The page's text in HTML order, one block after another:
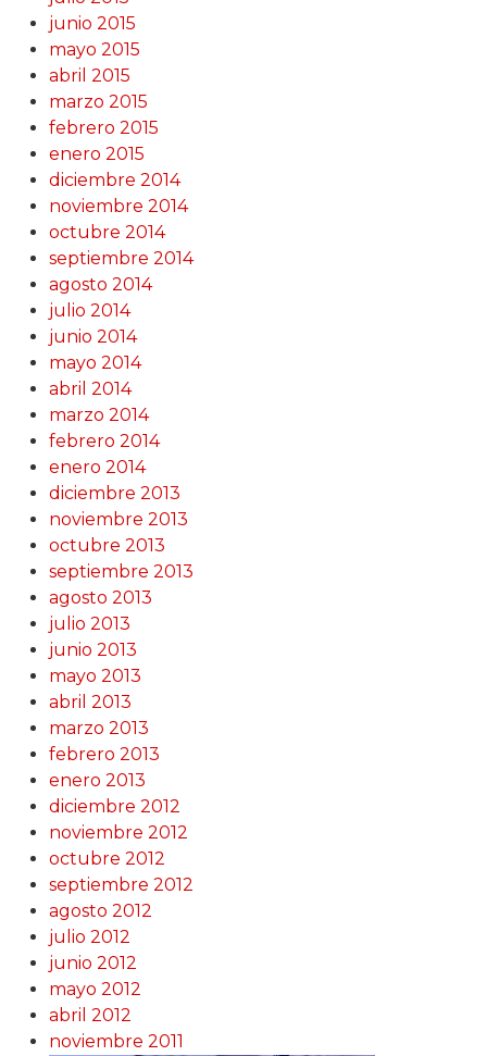
junio 2015
mayo 2015
abril 2015
marzo 2015
febrero 2015
enero 2015
diciembre 2014
noviembre 2014
octubre 2014
septiembre 2014
agosto 2014
julio 2014
junio 2014
mayo 2014
abril 2014
marzo 2014
febrero 2014
enero 2014
diciembre 2013
noviembre 2013
octubre 2013
septiembre 2013
agosto 2013
julio 2013
junio 2013
mayo 2013
abril 2013
marzo 2013
febrero 2013
enero 2013
diciembre 2012
noviembre 2012
octubre 2012
septiembre 2012
agosto 2012
julio 2012
junio 2012
mayo 2012
abril 2012
noviembre 2011